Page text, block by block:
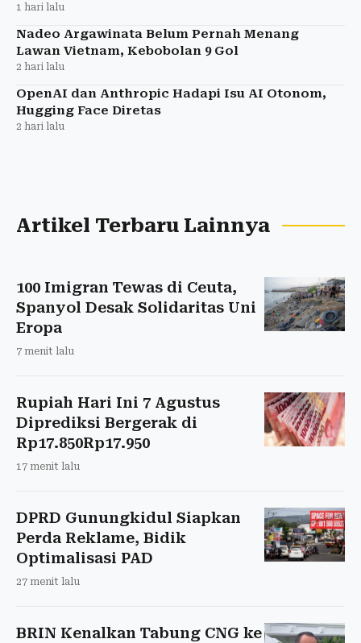
1 hari lalu
Nadeo Argawinata Belum Pernah Menang
Lawan Vietnam, Kebobolan 9 Gol
2 hari lalu
OpenAI dan Anthropic Hadapi Isu AI Otonom,
Hugging Face Diretas
2 hari lalu
Artikel Terbaru Lainnya
100 Imigran Tewas di Ceuta,
Spanyol Desak Solidaritas Uni
Eropa
7 menit lalu
Rupiah Hari Ini 7 Agustus
Diprediksi Bergerak di
Rp17.850Rp17.950
17 menit lalu
DPRD Gunungkidul Siapkan
Perda Reklame, Bidik
Optimalisasi PAD
27 menit lalu
BRIN Kenalkan Tabung CNG ke